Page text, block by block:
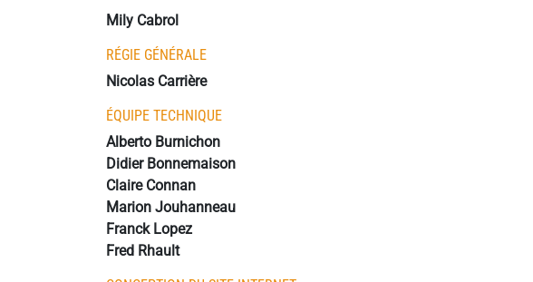
Mily Cabrol
RÉGIE GÉNÉRALE
Nicolas Carrière
ÉQUIPE TECHNIQUE
Alberto Burnichon
Didier Bonnemaison
Claire Connan
Marion Jouhanneau
Franck Lopez
Fred Rhault